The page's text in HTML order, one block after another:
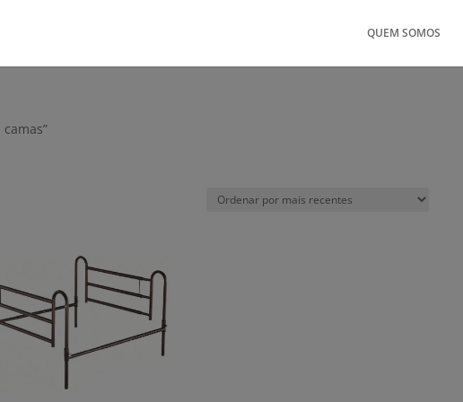
QUEM SOMOS